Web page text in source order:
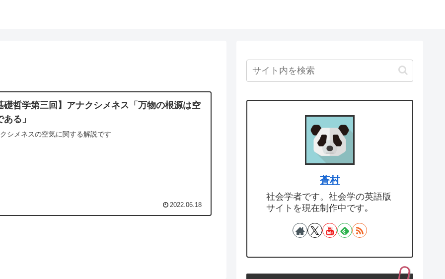
礎哲学第三回】アナクシメネス「万物の根源は空
ある」
シメネスの空気に関する解説です
2022.06.18
蒼村
社会学者です。社会学の英語版
サイトを現在制作中です｡